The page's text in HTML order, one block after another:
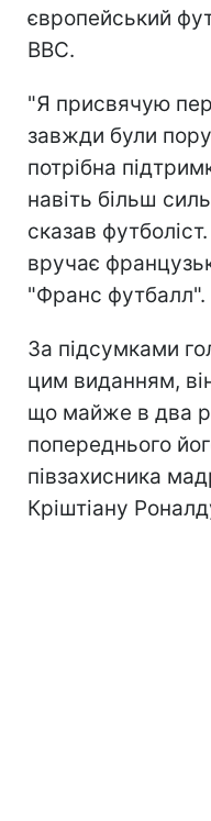
європейський
ВВС.
"Я присвячую
завжди були
потрібна
навіть більш
сказав
вручає
"Франс футбалл".
За підсумками
цим виданням,
що майже в два
попереднього
півзахисника
Кріштіану